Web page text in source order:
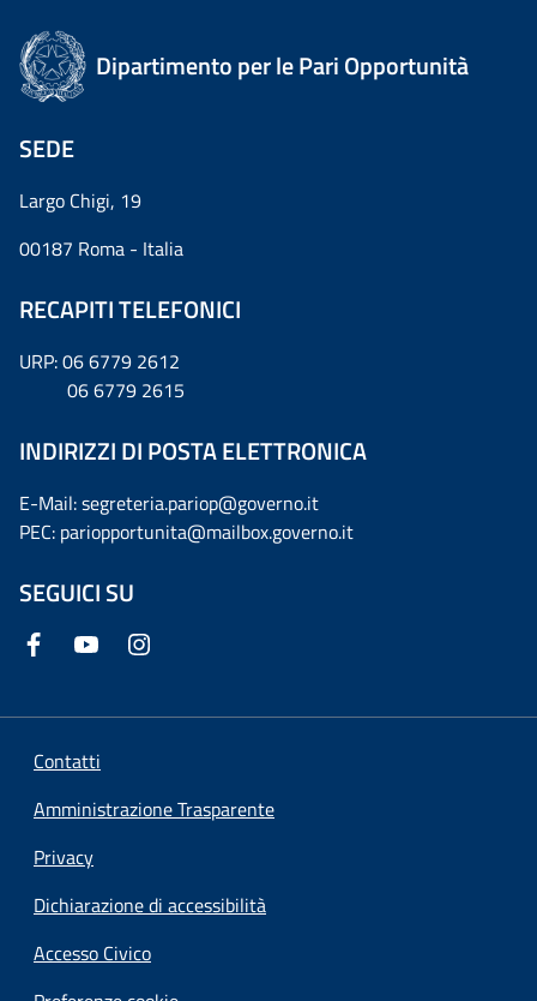
Dipartimento per le Pari Opportunità
SEDE
Largo Chigi, 19
00187 Roma - Italia
RECAPITI TELEFONICI
URP: 06 6779 2612
06 6779 2615
INDIRIZZI DI POSTA ELETTRONICA
E-Mail: segreteria.pariop@governo.it
PEC: pariopportunita@mailbox.governo.it
SEGUICI SU
Contatti
Amministrazione Trasparente
Privacy
Dichiarazione di accessibilità
Accesso Civico